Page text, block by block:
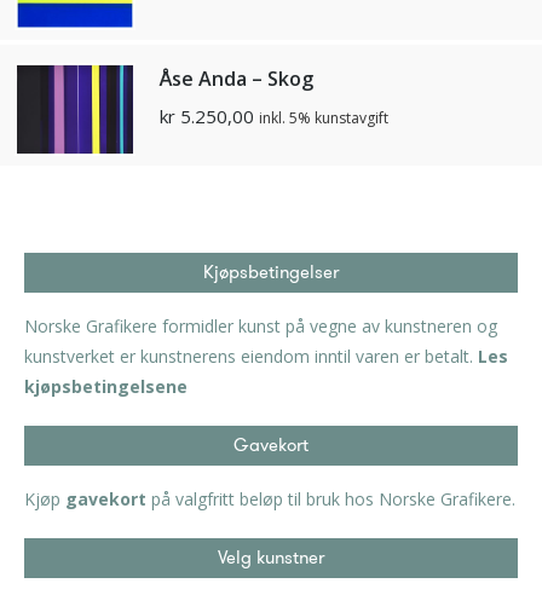
Åse Anda – Skog
kr 5.250,00 inkl. 5% kunstavgift
Kjøpsbetingelser
Norske Grafikere formidler kunst på vegne av kunstneren og
kunstverket er kunstnerens eiendom inntil varen er betalt. Les
kjøpsbetingelsene
Gavekort
Kjøp gavekort på valgfritt beløp til bruk hos Norske Grafikere.
Velg kunstner